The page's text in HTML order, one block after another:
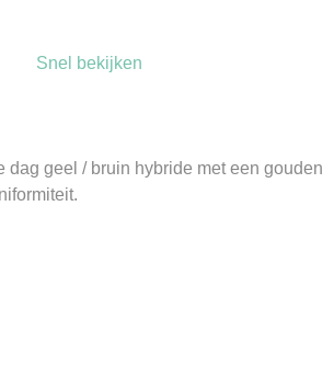
Snel bekijken
dag geel / bruin hybride met een gouden